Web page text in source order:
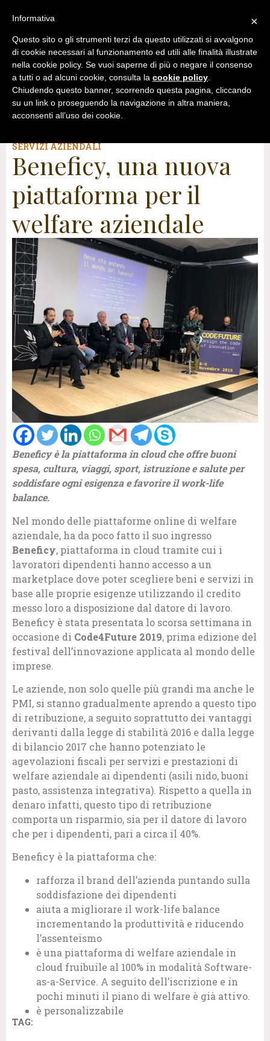
SERVIZI AZIENDALI
Beneficy, una nuova
piattaforma per il
welfare aziendale
Beneficy è la piattaforma in cloud che offre buoni
spesa, cultura, viaggi, sport, istruzione e salute per
soddisfare ogni esigenza e favorire il work-life
balance.
Nel mondo delle piattaforme online di welfare
aziendale, ha da poco fatto il suo ingresso
Beneficy, piattaforma in cloud tramite cui i
lavoratori dipendenti hanno accesso a un
marketplace dove poter scegliere beni e servizi in
base alle proprie esigenze utilizzando il credito
messo loro a disposizione dal datore di lavoro.
Beneficy è stata presentata lo scorsa settimana in
occasione di Code4Future 2019, prima edizione del
festival dell’innovazione applicata al mondo delle
imprese.
Le aziende, non solo quelle più grandi ma anche le
PMI, si stanno gradualmente aprendo a questo tipo
di retribuzione, a seguito soprattutto dei vantaggi
derivanti dalla legge di stabilità 2016 e dalla legge
di bilancio 2017 che hanno potenziato le
agevolazioni fiscali per servizi e prestazioni di
welfare aziendale ai dipendenti (asili nido, buoni
pasto, assistenza integrativa). Rispetto a quella in
denaro infatti, questo tipo di retribuzione
comporta un risparmio, sia per il datore di lavoro
che per i dipendenti, pari a circa il 40%.
Beneficy è la piattaforma che:
rafforza il brand dell’azienda puntando sulla
soddisfazione dei dipendenti
aiuta a migliorare il work-life balance
incrementando la produttività e riducendo
l’assenteismo
è una piattaforma di welfare aziendale in
cloud fruibuile al 100% in modalità Software-
as-a-Service. A seguito dell’iscrizione e in
pochi minuti il piano di welfare è già attivo.
è personalizzabile
TAG:
×
Informativa
Questo sito o gli strumenti terzi da questo utilizzati si avvalgono
di cookie necessari al funzionamento ed utili alle finalità illustrate
nella cookie policy. Se vuoi saperne di più o negare il consenso
a tutti o ad alcuni cookie, consulta la cookie policy.
Chiudendo questo banner, scorrendo questa pagina, cliccando
su un link o proseguendo la navigazione in altra maniera,
acconsenti all’uso dei cookie.